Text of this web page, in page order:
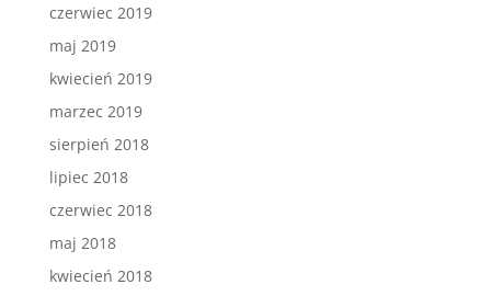
czerwiec 2019
maj 2019
kwiecień 2019
marzec 2019
sierpień 2018
lipiec 2018
czerwiec 2018
maj 2018
kwiecień 2018